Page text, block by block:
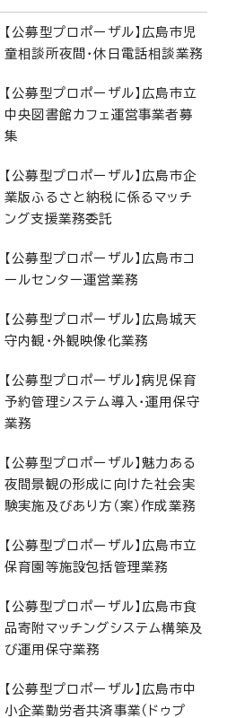
【公募型プロポーザル】広島市児
童相談所夜間・休日電話相談業務
【公募型プロポーザル】広島市立
中央図書館カフェ運営事業者募
集
【公募型プロポーザル】広島市企
業版ふるさと納税に係るマッチ
ング支援業務委託
【公募型プロポーザル】広島市コ
ールセンター運営業務
【公募型プロポーザル】広島城天
守内観・外観映像化業務
【公募型プロポーザル】病児保育
予約管理システム導入・運用保守
業務
【公募型プロポーザル】魅力ある
夜間景観の形成に向けた社会実
験実施及びあり方（案）作成業務
【公募型プロポーザル】広島市立
保育園等施設包括管理業務
【公募型プロポーザル】広島市食
品寄附マッチングシステム構築及
び運用保守業務
【公募型プロポーザル】広島市中
小企業勤労者共済事業（ドゥプ